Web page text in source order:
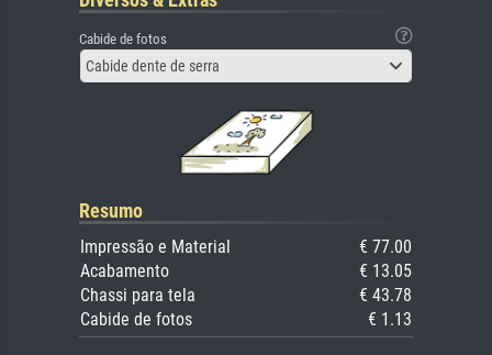
Cabide de fotos
Cabide dente de serra
Resumo
Impressão e Material
€ 77.00
Acabamento
€ 13.05
Chassi para tela
€ 43.78
Cabide de fotos
€ 1.13